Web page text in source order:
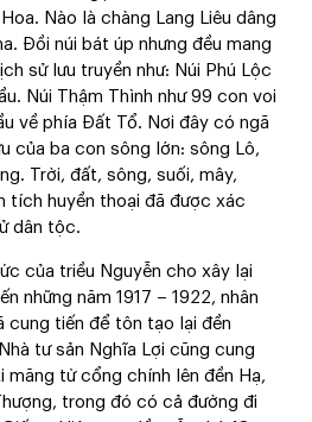
Nào là chàng Lang Liêu dâng
Đồi núi bát úp nhưng đều mang
sử lưu truyền như: Núi Phú Lộc
Núi Thậm Thình như 99 con voi
về phía Đất Tổ. Nơi đây có ngã
của ba con sông lớn: sông Lô,
Trời, đất, sông, suối, mây,
tích huyền thoại đã được xác
dân tộc.
của triều Nguyễn cho xây lại
những năm 1917 – 1922, nhân
cung tiến để tôn tạo lại đền
tư sản Nghĩa Lợi cũng cung
măng từ cổng chính lên đền Hạ,
trong đó có cả đường đi